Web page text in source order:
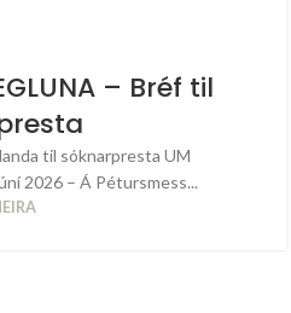
– Bréf til
til sóknarpresta UM
2026 – Á Pétursmess...